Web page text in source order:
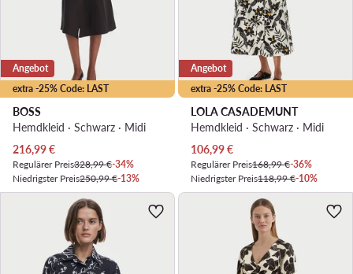
extra -25% Code: LAST
Angebot
BOSS
Hemdkleid · Schwarz · Midi
Aktueller Preis
216,99€
Regulärer Preis328,99 €-34%
Niedrigster Preis250,99 €-13%
extra -25% Code: LAST
Angebot
LOLA CASADEMUNT
Hemdkleid · Schwarz · Midi
Aktueller Preis
106,99€
Regulärer Preis168,99 €-36%
Niedrigster Preis118,99 €-10%